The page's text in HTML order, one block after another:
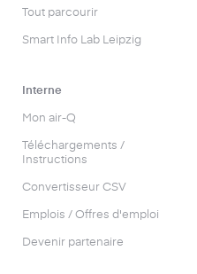
Tout parcourir
Smart Info Lab Leipzig
Interne
Mon air-Q
Téléchargements /
Instructions
Convertisseur CSV
Emplois / Offres d'emploi
Devenir partenaire